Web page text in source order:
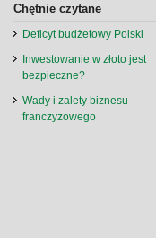
Chętnie czytane
Deficyt budżetowy Polski
Inwestowanie w złoto jest
bezpieczne?
Wady i zalety biznesu
franczyzowego